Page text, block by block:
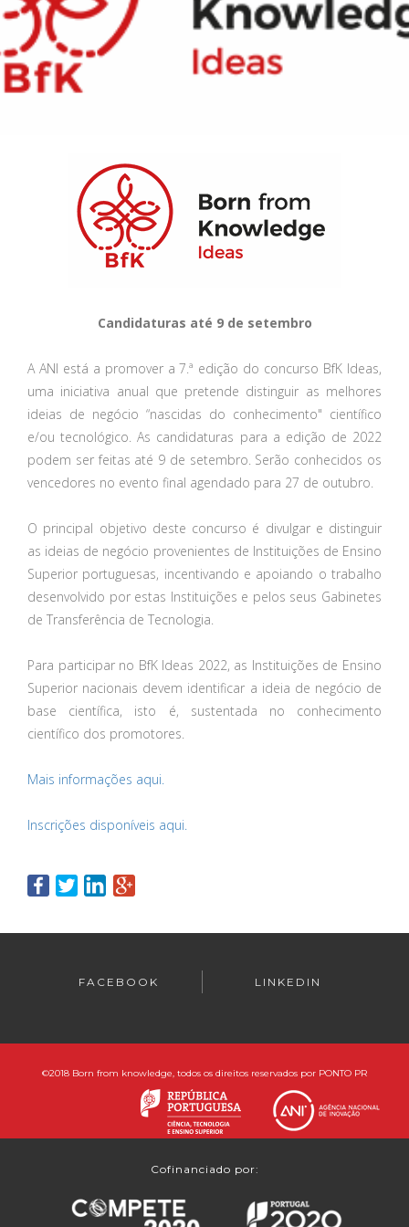
Candidaturas até 9 de setembro
A ANI está a promover a 7.ª edição do concurso BfK Ideas,
uma iniciativa anual que pretende distinguir as melhores
ideias de negócio “nascidas do conhecimento" científico
e/ou tecnológico. As candidaturas para a edição de 2022
podem ser feitas até 9 de setembro. Serão conhecidos os
vencedores no evento final agendado para 27 de outubro.
O principal objetivo deste concurso é divulgar e distinguir
as ideias de negócio provenientes de Instituições de Ensino
Superior portuguesas, incentivando e apoiando o trabalho
desenvolvido por estas Instituições e pelos seus Gabinetes
de Transferência de Tecnologia.
Para participar no BfK Ideas 2022, as Instituições de Ensino
Superior nacionais devem identificar a ideia de negócio de
base científica, isto é, sustentada no conhecimento
científico dos promotores.
Mais informações aqui.
Inscrições disponíveis aqui.
FACEBOOK LINKEDIN
©2018 Born from knowledge, todos os direitos reservados por PONTO PR
Cofinanciado por: